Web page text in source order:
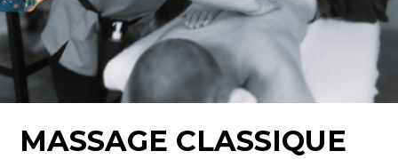
MASSAGE CLASSIQUE